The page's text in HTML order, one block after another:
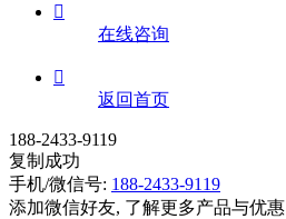

在线咨询

返回首页
188-2433-9119
复制成功
手机/微信号: 188-2433-9119
添加微信好友, 了解更多产品与优惠